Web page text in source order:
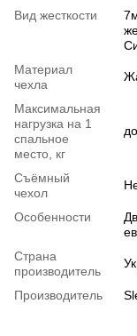
Вид жесткости
Материал
чехла
Максимальная
нагрузка на 1
спальное
место, кг
Съёмный
чехол
Особенности
Страна
производитель
Производитель